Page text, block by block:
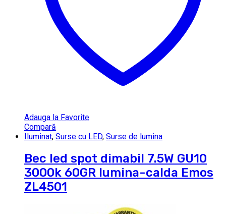
Adauga la Favorite
Compară
Iluminat, Surse cu LED, Surse de lumina
Bec led spot dimabil 7.5W GU10
3000k 60GR lumina-calda Emos
ZL4501